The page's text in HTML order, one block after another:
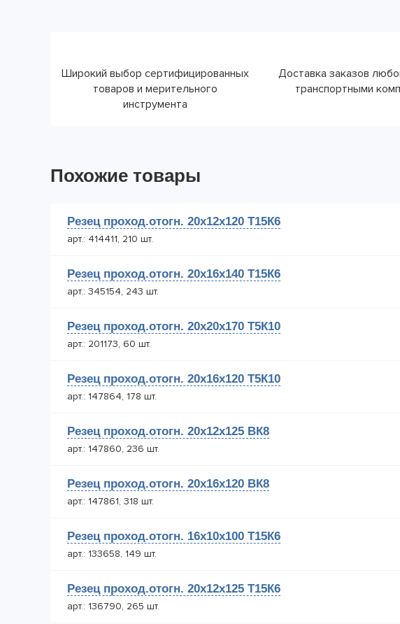
Широкий выбор сертифицированных
товаров и мерительного
инструмента
Доставка заказов
транспортными
Похожие товары
Резец проход.отогн. 20х12х120 Т15К6
арт.: 414411, 210 шт.
Резец проход.отогн. 20х16х140 Т15К6
арт.: 345154, 243 шт.
Резец проход.отогн. 20х20х170 Т5К10
арт.: 201173, 60 шт.
Резец проход.отогн. 20х16х120 Т5К10
арт.: 147864, 178 шт.
Резец проход.отогн. 20х12х125 ВК8
арт.: 147860, 236 шт.
Резец проход.отогн. 20х16х120 ВК8
арт.: 147861, 318 шт.
Резец проход.отогн. 16х10х100 Т15К6
арт.: 133658, 149 шт.
Резец проход.отогн. 20х12х125 Т15К6
арт.: 136790, 265 шт.